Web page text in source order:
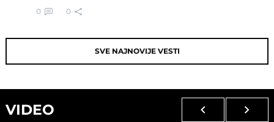
0 0
SVE NAJNOVIJE VESTI
VIDEO